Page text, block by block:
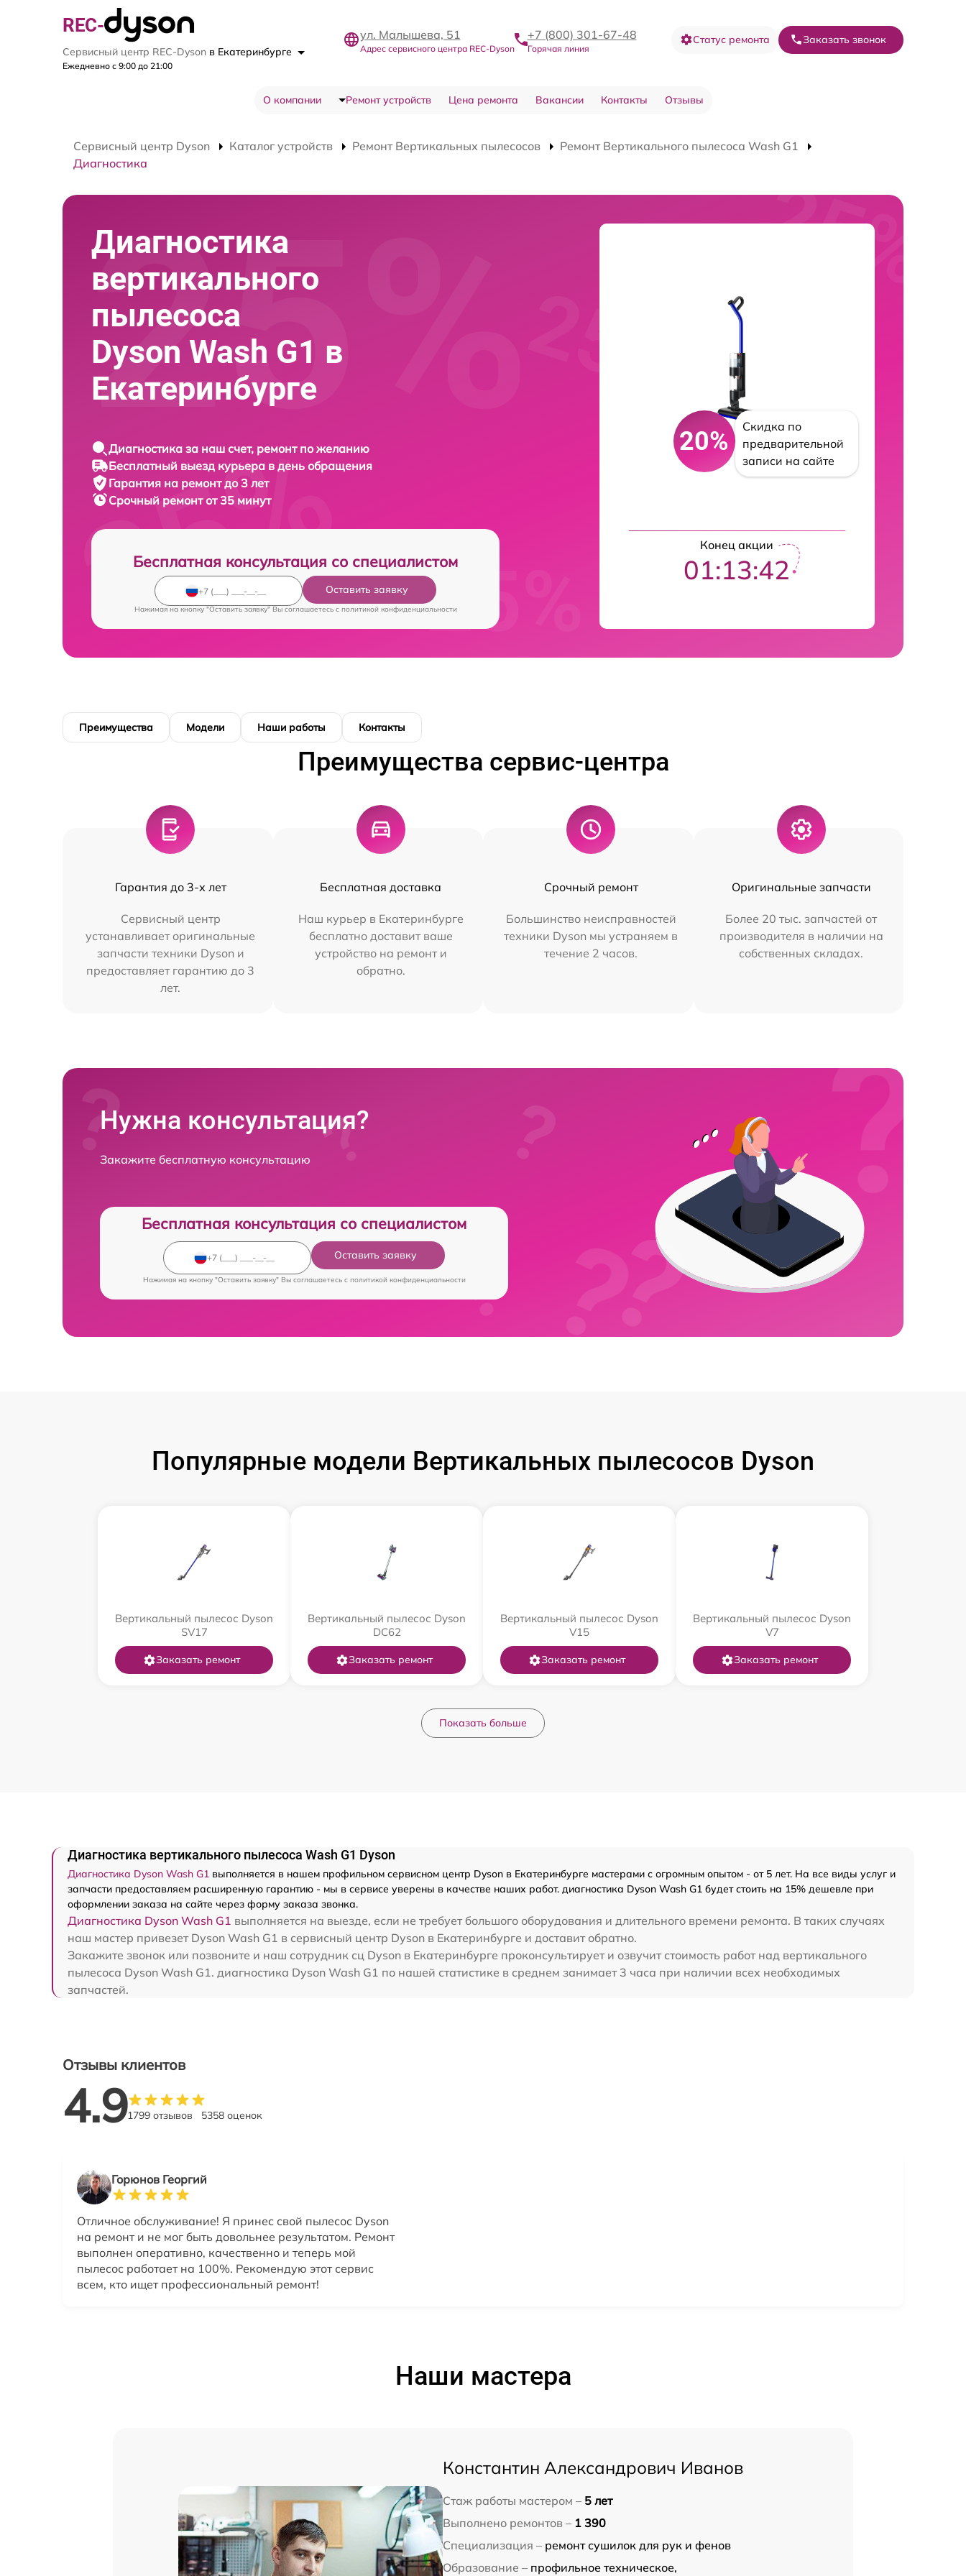
REC-
Сервисный центр REC-Dyson в Екатеринбурге
Ежедневно с 9:00 до 21:00
ул. Малышева, 51
Адрес сервисного центра REC-Dyson
+7 (800) 301-67-48
Горячая линия
Статус ремонта Заказать звонок
О компании Ремонт устройств Цена ремонта Вакансии Контакты Отзывы
Сервисный центр Dyson Каталог устройств Ремонт Вертикальных пылесосов
Ремонт Вертикального пылесоса Wash G1
Диагностика
Диагностика
вертикального
пылесоса
Dyson Wash G1 в
Екатеринбурге
Диагностика за наш счет, ремонт по желанию
Бесплатный выезд курьера в день обращения
Гарантия на ремонт до 3 лет
Срочный ремонт от 35 минут
Бесплатная консультация со специалистом
Оставить заявку
Нажимая на кнопку "Оставить заявку" Вы соглашаетесь c политикой конфиденциальности
20%
Скидка по
предварительной
записи на сайте
Конец акции
01:13:41
Преимущества Модели Наши работы Контакты
Преимущества сервис-центра
Гарантия до 3-х лет
Сервисный центр
устанавливает оригинальные
запчасти техники Dyson и
предоставляет гарантию до 3
лет.
Бесплатная доставка
Наш курьер в Екатеринбурге
бесплатно доставит ваше
устройство на ремонт и
обратно.
Срочный ремонт
Большинство неисправностей
техники Dyson мы устраняем в
течение 2 часов.
Оригинальные запчасти
Более 20 тыс. запчастей от
производителя в наличии на
собственных складах.
Нужна консультация?
Закажите бесплатную консультацию
Бесплатная консультация со специалистом
Оставить заявку
Нажимая на кнопку "Оставить заявку" Вы соглашаетесь c политикой конфиденциальности
Популярные модели Вертикальных пылесосов Dyson
Вертикальный пылесос Dyson
SV17
Заказать ремонт
Вертикальный пылесос Dyson
DC62
Заказать ремонт
Вертикальный пылесос Dyson
V15
Заказать ремонт
Вертикальный пылесос Dyson
V7
Заказать ремонт
Показать больше
Диагностика вертикального пылесоса Wash G1 Dyson
Диагностика Dyson Wash G1 выполняется в нашем профильном сервисном центр Dyson в Екатеринбурге мастерами с огромным опытом - от 5 лет. На все виды услуг и
запчасти предоставляем расширенную гарантию - мы в сервисе уверены в качестве наших работ. диагностика Dyson Wash G1 будет стоить на 15% дешевле при
оформлении заказа на сайте через форму заказа звонка.
Диагностика Dyson Wash G1 выполняется на выезде, если не требует большого оборудования и длительного времени ремонта. В таких случаях
наш мастер привезет Dyson Wash G1 в сервисный центр Dyson в Екатеринбурге и доставит обратно.
Закажите звонок или позвоните и наш сотрудник сц Dyson в Екатеринбурге проконсультирует и озвучит стоимость работ над вертикального
пылесоса Dyson Wash G1. диагностика Dyson Wash G1 по нашей статистике в среднем занимает 3 часа при наличии всех необходимых
запчастей.
Отзывы клиентов
4.91799 отзывов 5358 оценок
Горюнов Георгий
Отличное обслуживание! Я принес свой пылесос Dyson
на ремонт и не мог быть довольнее результатом. Ремонт
выполнен оперативно, качественно и теперь мой
пылесос работает на 100%. Рекомендую этот сервис
всем, кто ищет профессиональный ремонт!
Наши мастера
Константин Александрович Иванов
Стаж работы мастером – 5 лет
Выполнено ремонтов – 1 390
Специализация – ремонт сушилок для рук и фенов
Образование – профильное техническое,